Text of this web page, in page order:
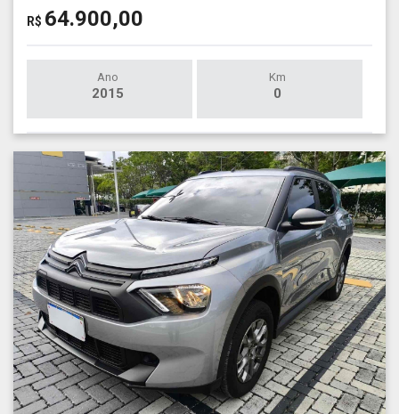
R$ 64.900,00
Ano
2015
Km
0